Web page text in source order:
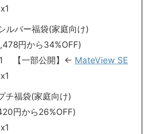
ルバー福袋(家庭向け)
円から34%OFF)
【一部公開】← MateView SE
チ福袋(家庭向け)
円から26%OFF)